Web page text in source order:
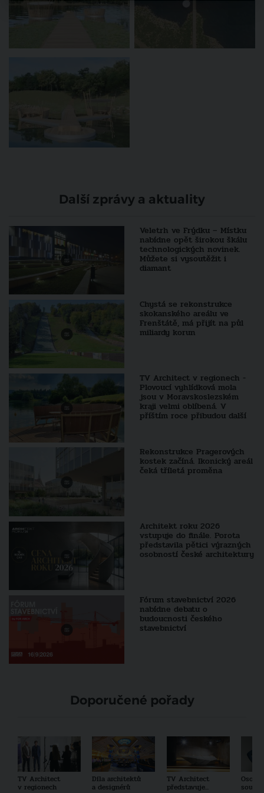
Další zprávy a aktuality
Veletrh ve Frýdku – Místku
nabídne opět širokou škálu
technologických novinek.
Můžete si vysoutěžit i
diamant
Chystá se rekonstrukce
skokanského areálu ve
Frenštátě, má přijít na půl
miliardy korun
TV Architect v regionech -
Plovoucí vyhlídková mola
jsou v Moravskoslezském
kraji velmi oblíbená. V
příštím roce přibudou další
Rekonstrukce Pragerových
kostek začíná. Ikonický areál
čeká tříletá proměna
Architekt roku 2026
vstupuje do finále. Porota
představila pětici výrazných
osobností české architektury
Fórum stavebnictví 2026
nabídne debatu o
budoucnosti českého
stavebnictví
Doporučené pořady
TV Architect
v regionech
Díla architektů
a designérů
TV Architect
představuje...